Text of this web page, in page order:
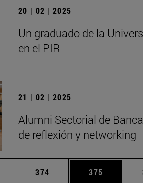
20 | 02 | 2025
Un graduado de la
en el PIR
21 | 02 | 2025
Alumni Sectorial de
de reflexión y networking
Páginas intermedias Use TAB para
Página
374 Página
375